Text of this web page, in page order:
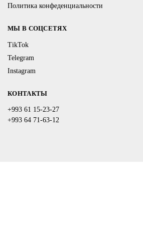
Политика конфеденциальности
МЫ В СОЦСЕТЯХ
TikTok
Telegram
Instagram
КОНТАКТЫ
+993 61 15-23-27
+993 64 71-63-12